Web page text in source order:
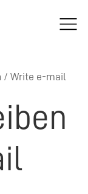
/ Write e-mail